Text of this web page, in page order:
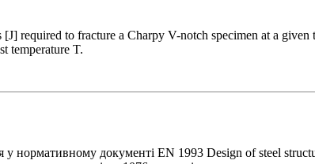
to fracture a Charpy V-notch specimen at a given
temperature T.
у нормативному документі EN 1993 Design of steel